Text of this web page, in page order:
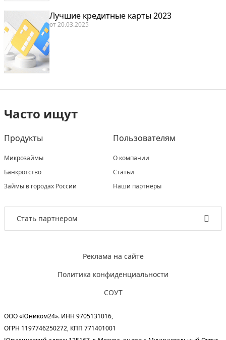
Лучшие кредитные карты 2023
от20.03.2025
Часто ищут
Продукты
Микрозаймы
Банкротство
Займы в городах России
Пользователям
О компании
Статьи
Наши партнеры
Стать партнером
Реклама на сайте
Политика конфиденциальности
СОУТ
ООО «Юником24». ИНН 9705131016,
ОГРН 1197746250272, КПП 771401001